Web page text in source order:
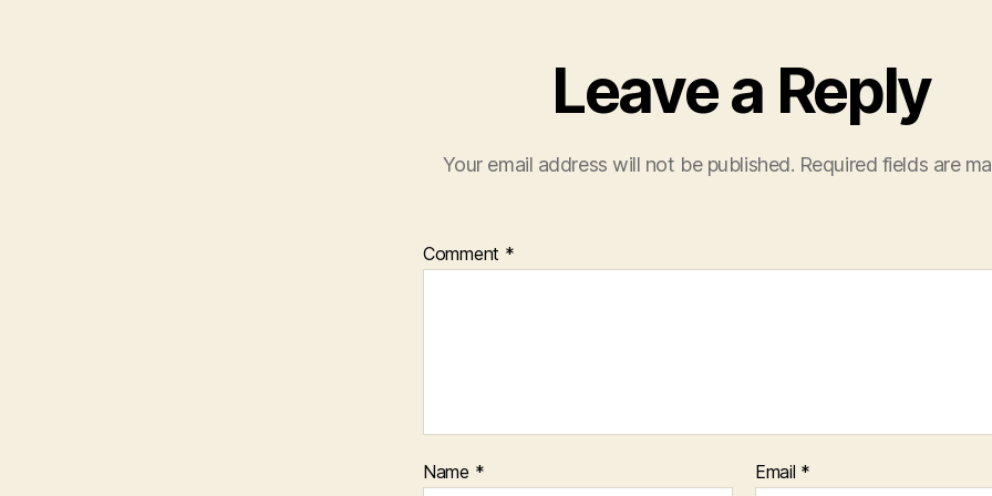
Leave a Reply
Your email address will not be published. Required fields are
Comment *
Name * Email *